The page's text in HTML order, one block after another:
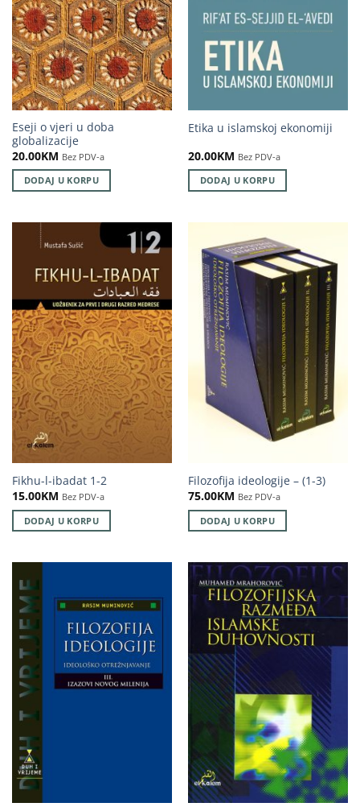
Eseji o vjeri u doba
globalizacije
20.00KM Bez PDV-a
DODAJ U KORPU
Etika u islamskoj ekonomiji
20.00KM Bez PDV-a
DODAJ U KORPU
Fikhu-l-ibadat 1-2
15.00KM Bez PDV-a
DODAJ U KORPU
Filozofija ideologije – (1-3)
75.00KM Bez PDV-a
DODAJ U KORPU